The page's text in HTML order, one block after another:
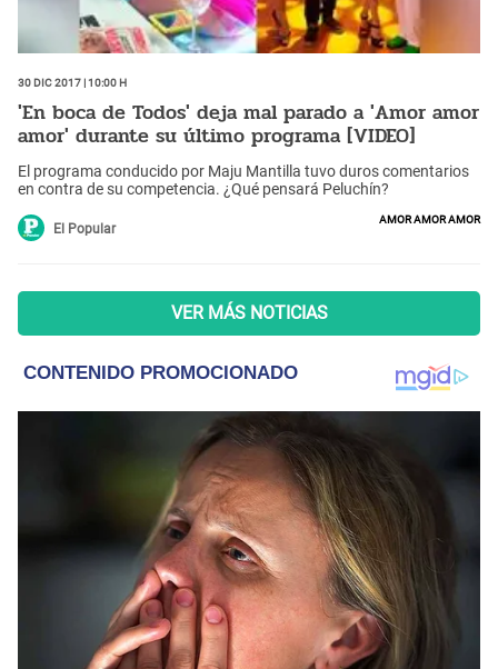
30 Dic 2017 | 10:00 h
'En boca de Todos' deja mal parado a 'Amor amor
amor' durante su último programa [VIDEO]
El programa conducido por Maju Mantilla tuvo duros comentarios
en contra de su competencia. ¿Qué pensará Peluchín?
El Popular
amor amor amor
VER MÁS NOTICIAS